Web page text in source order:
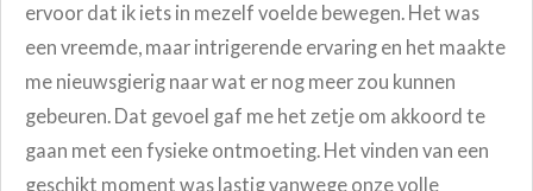
ervoor dat ik iets in mezelf voelde bewegen. Het was
een vreemde, maar intrigerende ervaring en het maakte
me nieuwsgierig naar wat er nog meer zou kunnen
gebeuren. Dat gevoel gaf me het zetje om akkoord te
gaan met een fysieke ontmoeting. Het vinden van een
geschikt moment was lastig vanwege onze volle